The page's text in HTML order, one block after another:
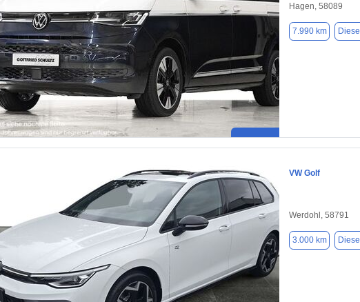
Hagen, 58089
7.990 km Diesel
VW Golf
Werdohl, 58791
3.000 km Diesel